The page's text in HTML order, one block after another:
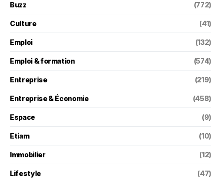
Buzz (772)
Culture (41)
Emploi (132)
Emploi & formation (574)
Entreprise (219)
Entreprise & Économie (458)
Espace (9)
Etiam (10)
Immobilier (12)
Lifestyle (47)